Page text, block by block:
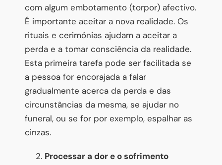
com algum embotamento (torpor) afectivo.
É importante aceitar a nova realidade. Os
rituais e cerimónias ajudam a aceitar a
perda e a tomar consciência da realidade.
Esta primeira tarefa pode ser facilitada se
a pessoa for encorajada a falar
gradualmente acerca da perda e das
circunstâncias da mesma, se ajudar no
funeral, ou se for por exemplo, espalhar as
cinzas.
Processar a dor e o sofrimento